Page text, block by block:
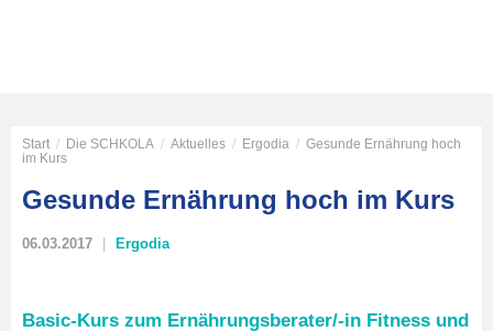
Start / Die SCHKOLA / Aktuelles / Ergodia / Gesunde Ernährung hoch
im Kurs
Gesunde Ernährung hoch im Kurs
06.03.2017 Ergodia
Basic-Kurs zum Ernährungsberater/-in Fitness und